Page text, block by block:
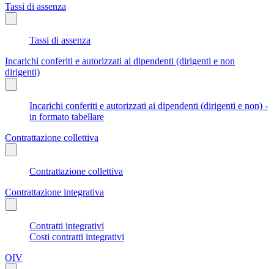
Tassi di assenza
Tassi di assenza
Incarichi conferiti e autorizzati ai dipendenti (dirigenti e non
dirigenti)
Incarichi conferiti e autorizzati ai dipendenti (dirigenti e non) -
in formato tabellare
Contrattazione collettiva
Contrattazione collettiva
Contrattazione integrativa
Contratti integrativi
Costi contratti integrativi
OIV